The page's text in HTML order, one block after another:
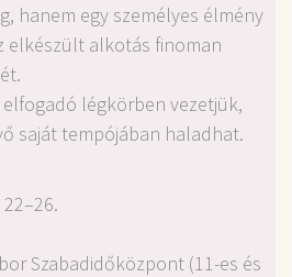
hanem egy személyes élmény
elkészült alkotás finoman
légkörben vezetjük,
saját tempójában haladhat.
Szabadidőközpont (11-es és